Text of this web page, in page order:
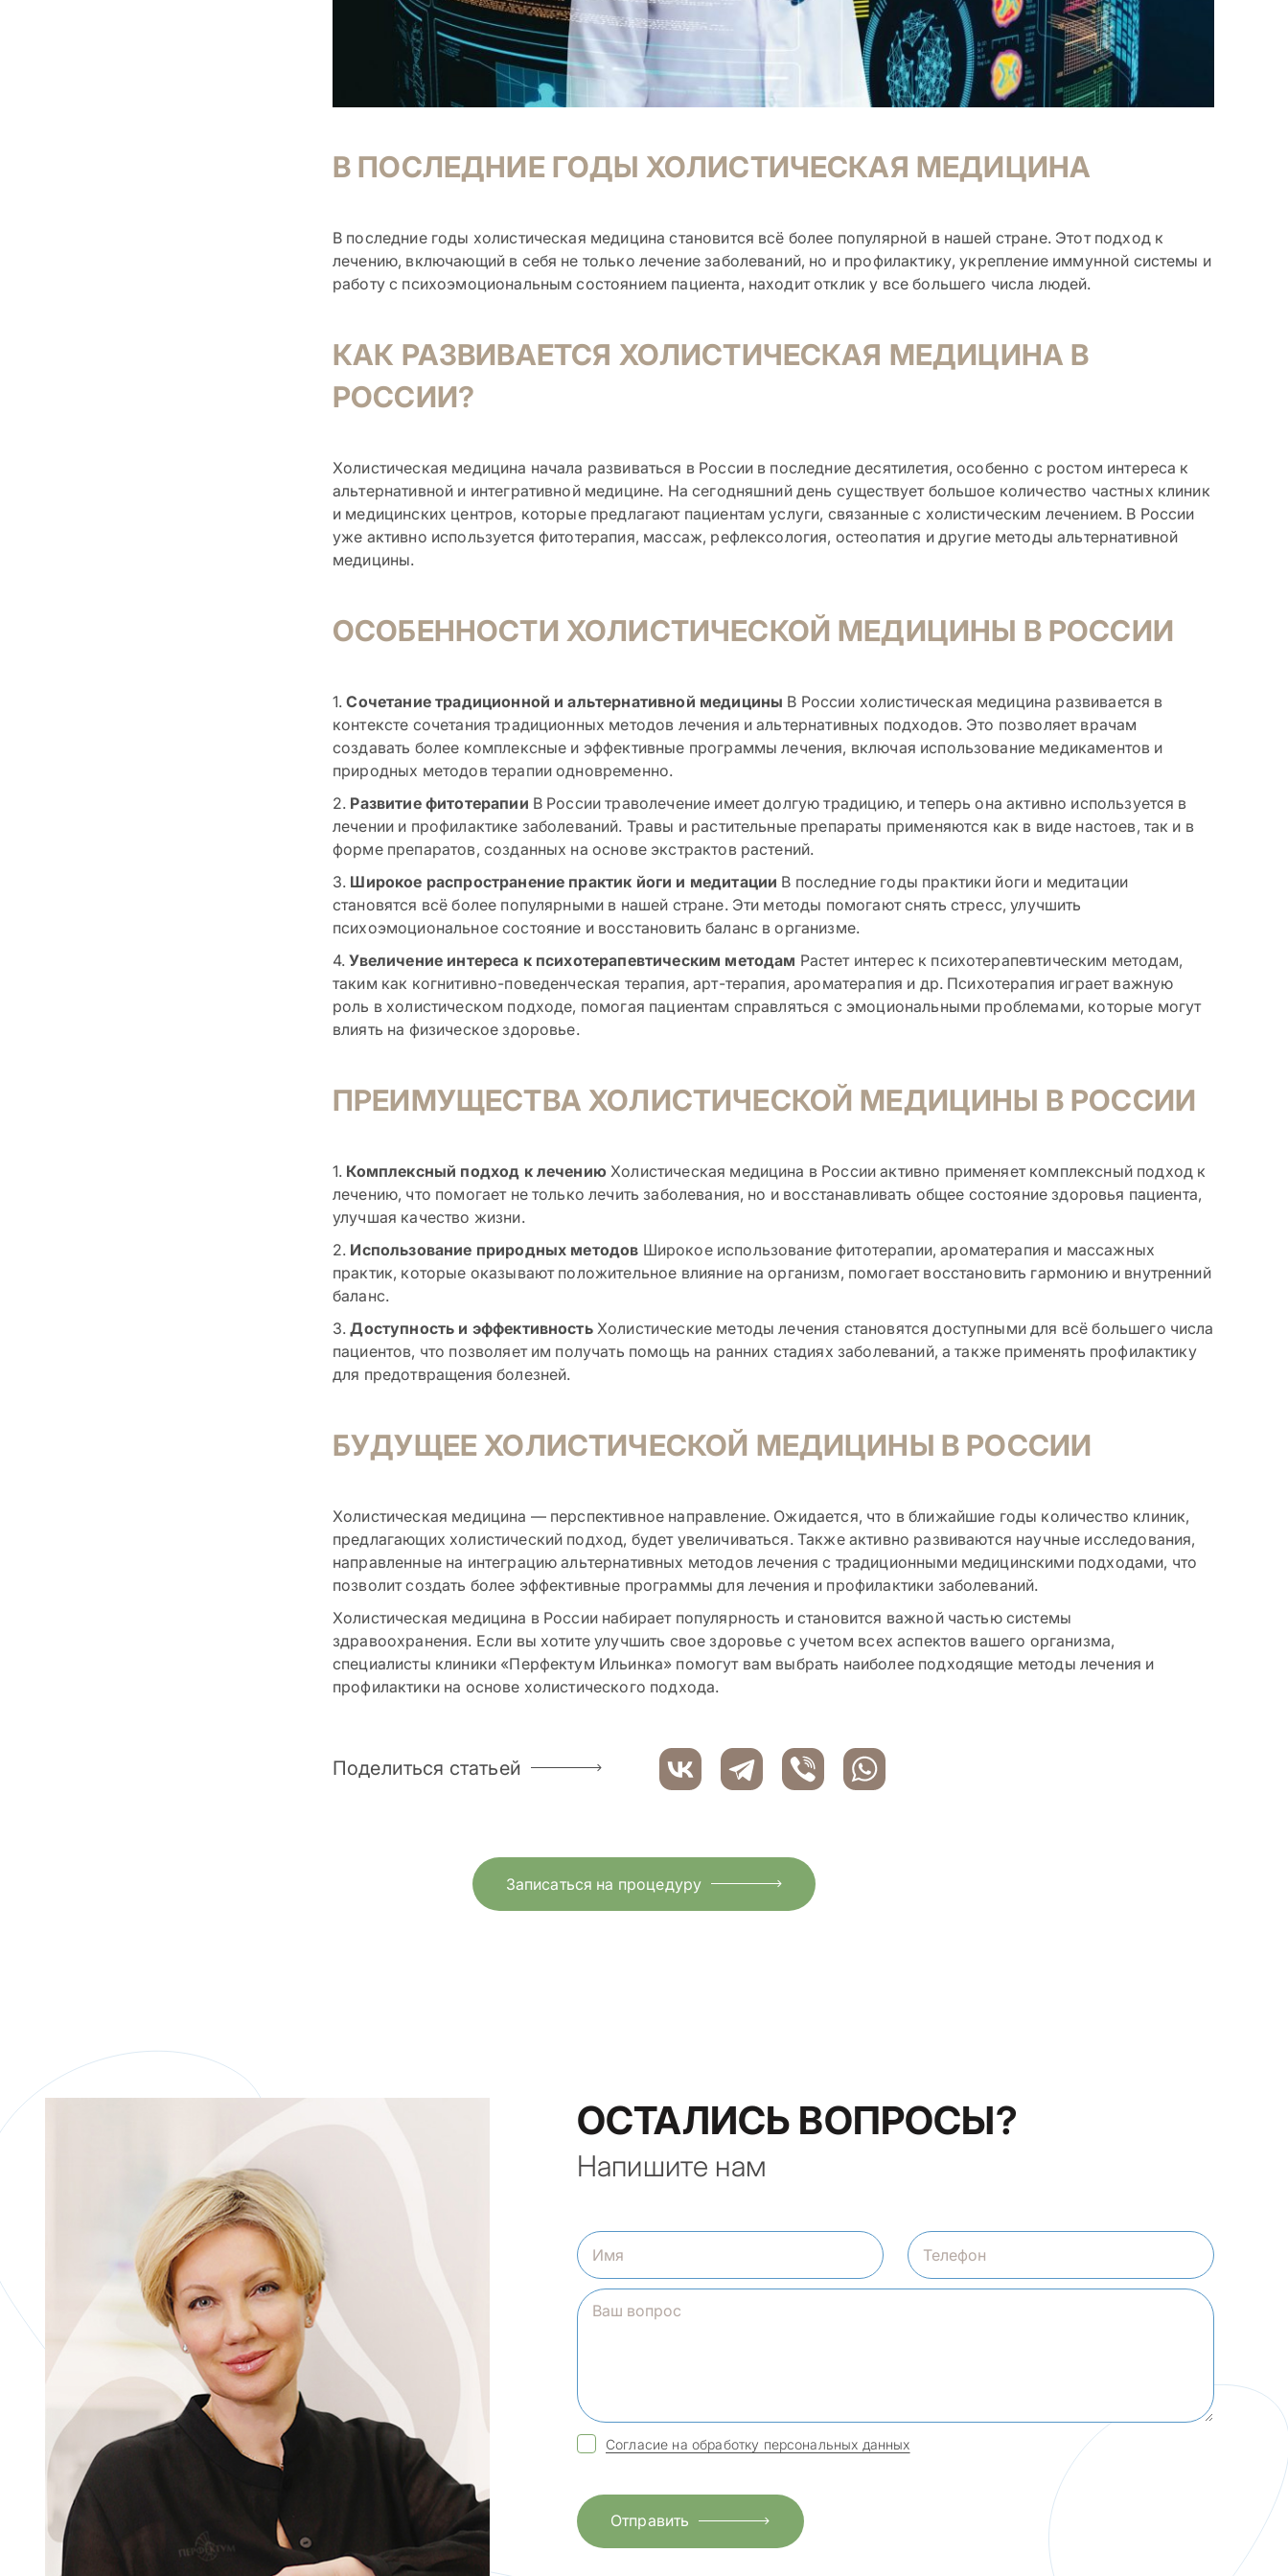
В ПОСЛЕДНИЕ ГОДЫ ХОЛИСТИЧЕСКАЯ МЕДИЦИНА
В последние годы холистическая медицина становится всё более популярной в нашей стране. Этот подход к
лечению, включающий в себя не только лечение заболеваний, но и профилактику, укрепление иммунной системы и
работу с психоэмоциональным состоянием пациента, находит отклик у все большего числа людей.
КАК РАЗВИВАЕТСЯ ХОЛИСТИЧЕСКАЯ МЕДИЦИНА В
РОССИИ?
Холистическая медицина начала развиваться в России в последние десятилетия, особенно с ростом интереса к
альтернативной и интегративной медицине. На сегодняшний день существует большое количество частных клиник
и медицинских центров, которые предлагают пациентам услуги, связанные с холистическим лечением. В России
уже активно используется фитотерапия, массаж, рефлексология, остеопатия и другие методы альтернативной
медицины.
ОСОБЕННОСТИ ХОЛИСТИЧЕСКОЙ МЕДИЦИНЫ В РОССИИ
1.Сочетание традиционной и альтернативной медицины В России холистическая медицина развивается в
контексте сочетания традиционных методов лечения и альтернативных подходов. Это позволяет врачам
создавать более комплексные и эффективные программы лечения, включая использование медикаментов и
природных методов терапии одновременно.
2. Развитие фитотерапии В России траволечение имеет долгую традицию, и теперь она активно используется в
лечении и профилактике заболеваний. Травы и растительные препараты применяются как в виде настоев, так и в
форме препаратов, созданных на основе экстрактов растений.
3. Широкое распространение практик йоги и медитации В последние годы практики йоги и медитации
становятся всё более популярными в нашей стране. Эти методы помогают снять стресс, улучшить
психоэмоциональное состояние и восстановить баланс в организме.
4.Увеличение интереса к психотерапевтическим методам Растет интерес к психотерапевтическим методам,
таким как когнитивно-поведенческая терапия, арт-терапия, ароматерапия и др. Психотерапия играет важную
роль в холистическом подходе, помогая пациентам справляться с эмоциональными проблемами, которые могут
влиять на физическое здоровье.
ПРЕИМУЩЕСТВА ХОЛИСТИЧЕСКОЙ МЕДИЦИНЫ В РОССИИ
1. Комплексный подход к лечениюХолистическая медицина в России активно применяет комплексный подход к
лечению, что помогает не только лечить заболевания, но и восстанавливать общее состояние здоровья пациента,
улучшая качество жизни.
2. Использование природных методов Широкое использование фитотерапии, ароматерапия и массажных
практик, которые оказывают положительное влияние на организм, помогает восстановить гармонию и внутренний
баланс.
3.Доступность и эффективностьХолистические методы лечения становятся доступными для всё большего числа
пациентов, что позволяет им получать помощь на ранних стадиях заболеваний, а также применять профилактику
для предотвращения болезней.
БУДУЩЕЕ ХОЛИСТИЧЕСКОЙ МЕДИЦИНЫ В РОССИИ
Холистическая медицина — перспективное направление. Ожидается, что в ближайшие годы количество клиник,
предлагающих холистический подход, будет увеличиваться. Также активно развиваются научные исследования,
направленные на интеграцию альтернативных методов лечения с традиционными медицинскими подходами, что
позволит создать более эффективные программы для лечения и профилактики заболеваний.
Холистическая медицина в России набирает популярность и становится важной частью системы
здравоохранения. Если вы хотите улучшить свое здоровье с учетом всех аспектов вашего организма,
специалисты клиники «Перфектум Ильинка» помогут вам выбрать наиболее подходящие методы лечения и
профилактики на основе холистического подхода.
Поделиться статьей
Записаться на процедуру
ОСТАЛИСЬ ВОПРОСЫ?
Напишите нам
Согласие на обработку персональных данных
Отправить